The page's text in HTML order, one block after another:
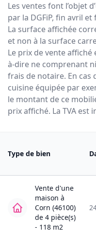
Les ventes font l’objet
par la DGFiP, fin avril
La surface affichée
et non à la surface
Le prix de vente
à-dire ne comprenant
frais de notaire. En cas
cuisine équipée par
le montant de ce
prix affiché. La TVA est
Type de bien
Vente d'une
maison à
Corn (46100)
de 4 pièce(s)
- 118 m2